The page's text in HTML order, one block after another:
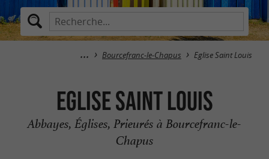
Bourcefranc-le-Chapus Eglise Saint Louis
Eglise Saint Louis
Abbayes, Églises, Prieurés à Bourcefranc-le-
Chapus